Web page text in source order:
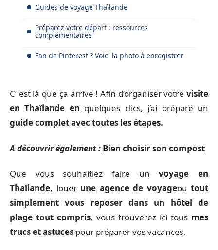
Guides de voyage Thaïlande
Préparez votre départ : ressources
complémentaires
Fan de Pinterest ? Voici la photo à enregistrer
C’ est là que ça arrive ! Afin d’organiser votre visite
en Thaïlande en quelques clics, j’ai préparé un
guide complet avec toutes les étapes.
A découvrir également : Bien choisir son compost
Que vous souhaitiez faire unvoyage en
Thaïlande, louer une agence de voyageou tout
simplement vous reposer dans un hôtel de
plage tout compris, vous trouverez ici tous mes
trucs et astuces pour préparer vos vacances.